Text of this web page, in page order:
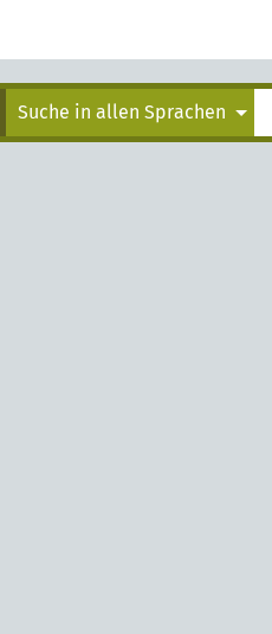
Suche in allen Sprachen